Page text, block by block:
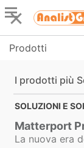
Prodotti
I prodotti più
SOLUZIONI E
Matterport
La nuova era
Sicuro: